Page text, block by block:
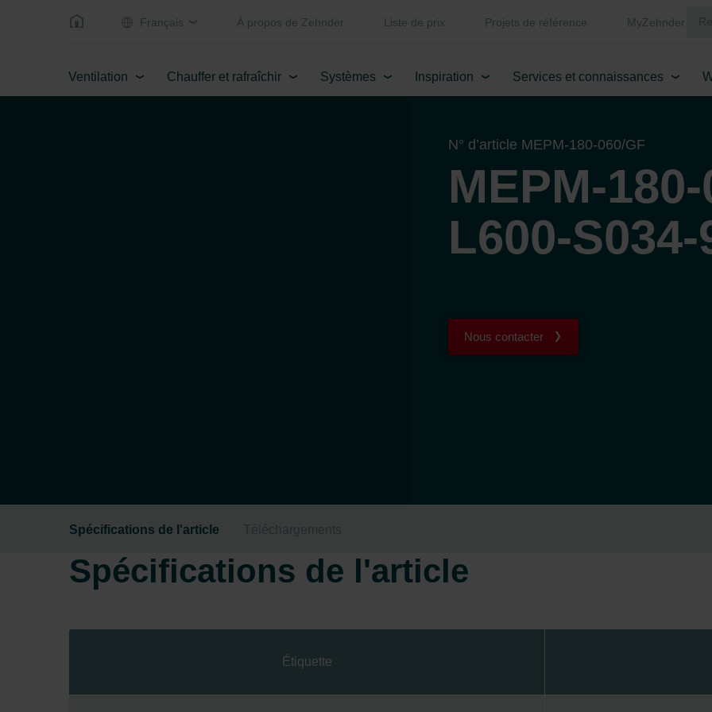
Français Á propos de Zehnder Liste de prix Projets de référence MyZehnder
Ventilation Chauffer et rafraîchir Systèmes Inspiration Services et connaissances
N° d’article MEPM-180-060/GF
MEPM-
L600-S034-
Nous contacter
Spécifications de l'article Téléchargements
Spécifications de l'article
Étiquette